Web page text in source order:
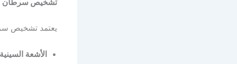
يعتمد تشخيص
الأشعة السينية